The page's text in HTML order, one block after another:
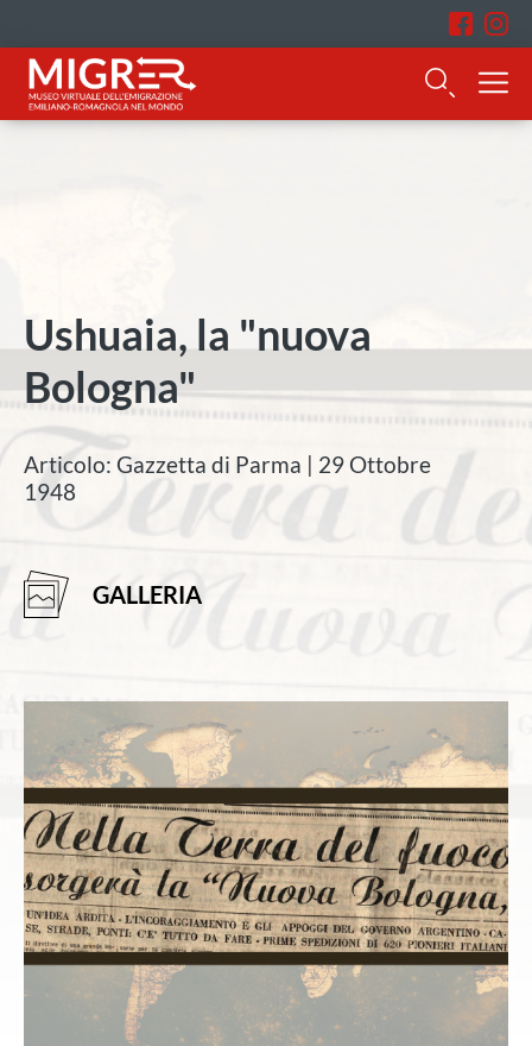
Ushuaia, la "nuova
Bologna"
Articolo: Gazzetta di Parma | 29 Ottobre
1948
GALLERIA